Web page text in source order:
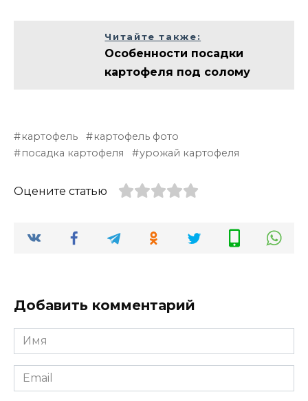
Читайте также:
Особенности посадки
картофеля под солому
картофель
картофель фото
посадка картофеля
урожай картофеля
Оцените статью
Добавить комментарий
Имя
*
Email
*